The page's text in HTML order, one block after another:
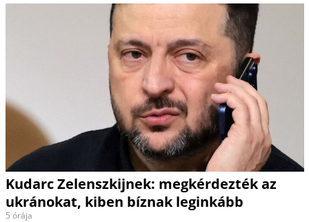
Kudarc Zelenszkijnek: megkérdezték az
ukránokat, kiben bíznak leginkább
5 órája